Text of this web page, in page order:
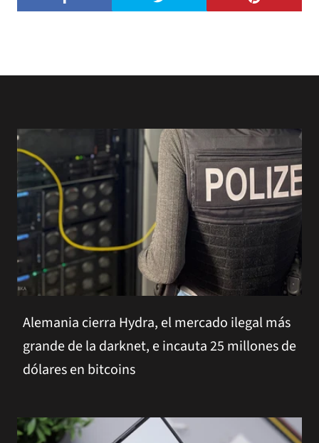
Alemania cierra Hydra, el mercado ilegal más
grande de la darknet, e incauta 25 millones de
dólares en bitcoins